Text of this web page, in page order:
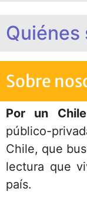
Quiénes
Sobre
Por un
público-
Chile, que
lectura que
país.